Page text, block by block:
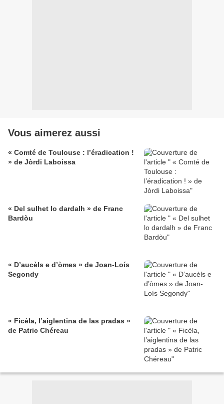
Vous aimerez aussi
« Comté de Toulouse : l’éradication !
» de Jòrdi Laboissa
« Del sulhet lo dardalh » de Franc
Bardòu
« D’aucèls e d’òmes » de Joan-Loís
Segondy
« Ficèla, l’aiglentina de las pradas »
de Patric Chéreau